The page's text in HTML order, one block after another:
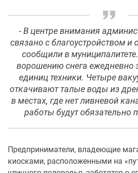
- В центре внимания
связано с благоустройством и
сообщили в
ворошению снега ежедневно
единиц техники. Четыре
откачивают талые воды из
в местах, где нет ливневой
работы будут обязательно
Предприниматели, владеющие
киосками, расположенными на